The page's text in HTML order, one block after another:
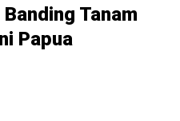
Tanam
Papua